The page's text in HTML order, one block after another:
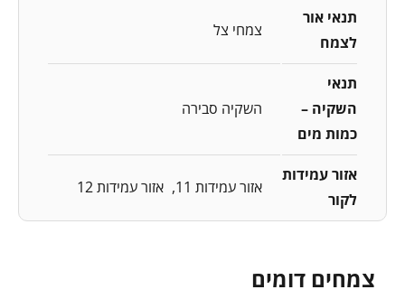
תנאי אור
לצמח
צמחי צל
תנאי
השקיה –
כמות מים
השקיה סבירה
אזור עמידות
לקור
אזור עמידות 11 אזור עמידות 12
צמחים דומים